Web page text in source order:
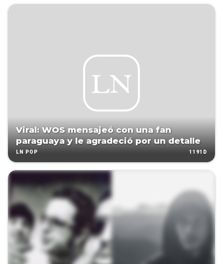
Viral: WOS mensajeó con una fan
paraguaya y le agradeció por un detalle
LN POP 1191D